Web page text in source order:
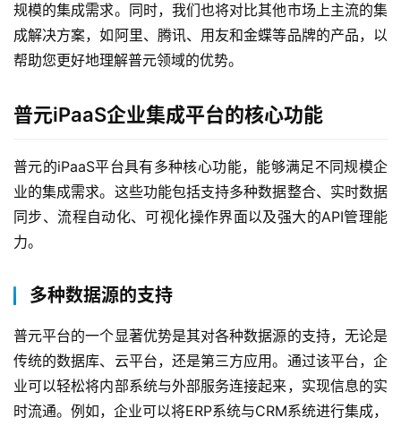
规模的集成需求。同时，我们也将对比其他市场上主流的集
成解决方案，如阿里、腾讯、用友和金蝶等品牌的产品，以
帮助您更好地理解普元领域的优势。
普元iPaaS企业集成平台的核心功能
普元的iPaaS平台具有多种核心功能，能够满足不同规模企
业的集成需求。这些功能包括支持多种数据整合、实时数据
同步、流程自动化、可视化操作界面以及强大的API管理能
力。
多种数据源的支持
普元平台的一个显著优势是其对各种数据源的支持，无论是
传统的数据库、云平台，还是第三方应用。通过该平台，企
业可以轻松将内部系统与外部服务连接起来，实现信息的实
时流通。例如，企业可以将ERP系统与CRM系统进行集成，